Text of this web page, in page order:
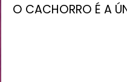
O CACHORRO É A